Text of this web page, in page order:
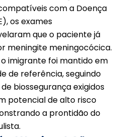
com a Doença
os exames
que o paciente já
meningite meningocócica.
o imigrante foi mantido em
de referência, seguindo
biossegurança exigidos
potencial de alto risco
a prontidão do